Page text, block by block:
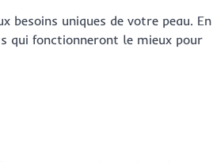
besoins uniques de votre peau. En
qui fonctionneront le mieux pour